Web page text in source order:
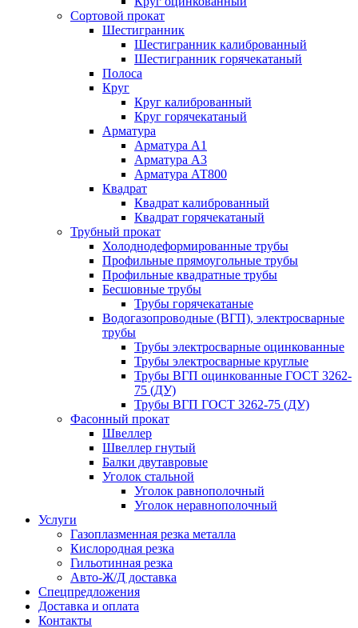
Сортовой прокат
Шестигранник
Шестигранник калиброванный
Шестигранник горячекатаный
Полоса
Круг
Круг калиброванный
Круг горячекатаный
Арматура
Арматура А1
Арматура А3
Арматура АТ800
Квадрат
Квадрат калиброванный
Квадрат горячекатаный
Трубный прокат
Холоднодеформированные трубы
Профильные прямоугольные трубы
Профильные квадратные трубы
Бесшовные трубы
Трубы горячекатаные
Водогазопроводные (ВГП), электросварные
трубы
Трубы электросварные оцинкованные
Трубы электросварные круглые
Трубы ВГП оцинкованные ГОСТ 3262-
75 (ДУ)
Трубы ВГП ГОСТ 3262-75 (ДУ)
Фасонный прокат
Швеллер
Швеллер гнутый
Балки двутавровые
Уголок стальной
Уголок равнополочный
Уголок неравнополочный
Услуги
Газоплазменная резка металла
Кислородная резка
Гильотинная резка
Авто-Ж/Д доставка
Спецпредложения
Доставка и оплата
Контакты